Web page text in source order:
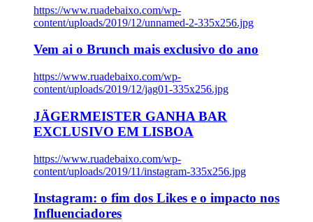
https://www.ruadebaixo.com/wp-
content/uploads/2019/12/unnamed-2-335x256.jpg
Vem ai o Brunch mais exclusivo do ano
https://www.ruadebaixo.com/wp-
content/uploads/2019/12/jag01-335x256.jpg
JÄGERMEISTER GANHA BAR
EXCLUSIVO EM LISBOA
https://www.ruadebaixo.com/wp-
content/uploads/2019/11/instagram-335x256.jpg
Instagram: o fim dos Likes e o impacto nos
Influenciadores